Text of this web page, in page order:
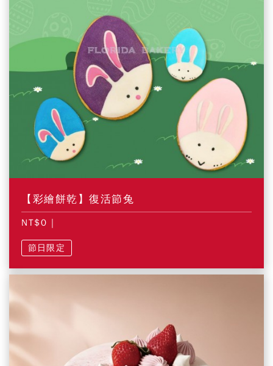
【彩繪餅乾】復活節兔
NT$0
節日限定